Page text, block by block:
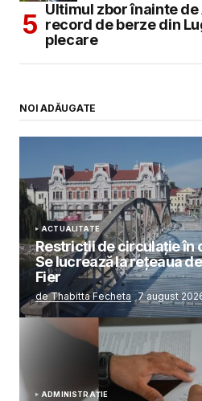
Ultimul zbor înainte
record de berze din
plecare
NOI ADĂUGATE
ACTUALITATE
Restricții de circulație în
Se lucrează la rețeaua
Fier
de Thabitta Fecheta 7 august
ADMINISTRAȚIE